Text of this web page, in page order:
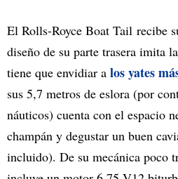
El Rolls-Royce Boat Tail recibe
diseño de su parte trasera imita
tiene que envidiar a los yates
sus 5,7 metros de eslora (por
náuticos) cuenta con el espacio
champán y degustar un buen
incluido). De su mecánica poco